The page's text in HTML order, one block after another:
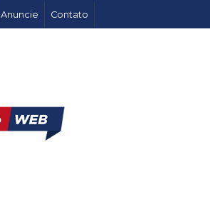
Anuncie Contato